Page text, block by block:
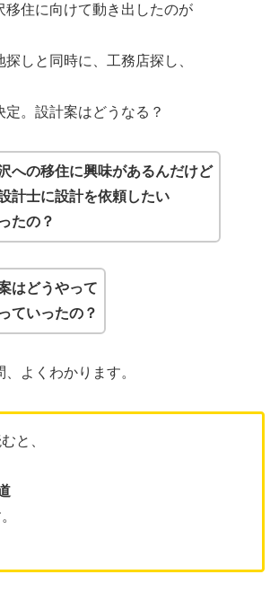
移住に向けて動き出したのが
探しと同時に、工務店探し、
定。設計案はどうなる？
への移住に興味があるんだけど
計士に設計を依頼したい
たの？
はどうやって
ていったの？
よくわかります。
と、